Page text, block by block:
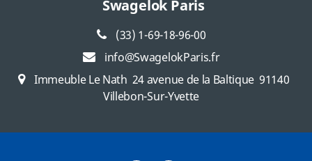
Swagelok Paris
(33) 1-69-18-96-00
info@SwagelokParis.fr
Immeuble Le Nath 24 avenue de la Baltique 91140
Villebon-Sur-Yvette